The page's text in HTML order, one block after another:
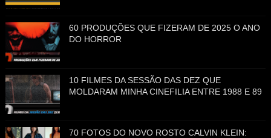
60 PRODUÇÕES QUE FIZERAM DE 2025 O ANO
DO HORROR
10 FILMES DA SESSÃO DAS DEZ QUE
MOLDARAM MINHA CINEFILIA ENTRE 1988 E 89
70 FOTOS DO NOVO ROSTO CALVIN KLEIN: